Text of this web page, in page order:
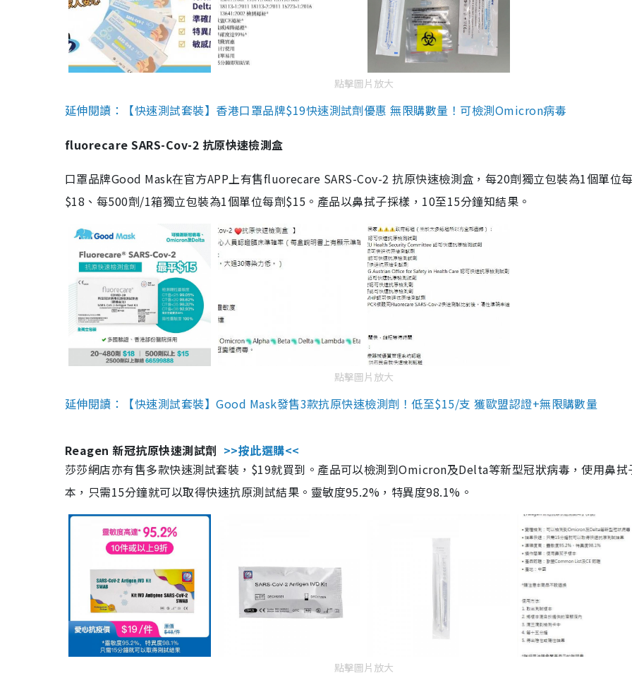
點擊圖片放大
延伸閱讀：【快速測試套裝】香港口罩品牌$19快速測試劑優惠 無限購數量！可檢測Omicron病毒
fluorecare SARS-Cov-2 抗原快速檢測盒
口罩品牌Good Mask在官方APP上有售fluorecare SARS-Cov-2 抗原快速檢測盒，每20劑獨立包裝為1個單位
$18、每500劑/1箱獨立包裝為1個單位每劑$15。產品以鼻拭子採樣，10至15分鐘知結果。
點擊圖片放大
延伸閱讀：【快速測試套裝】Good Mask發售3款抗原快速檢測劑！低至$15/支 獲歐盟認證+無限購數量
Reagen 新冠抗原快速測試劑 >>按此選購<<
莎莎網店亦有售多款快速測試套裝，$19就買到。產品可以檢測到Omicron及Delta等新型冠狀病毒，使用鼻拭
本，只需15分鐘就可以取得快速抗原測試結果。靈敏度95.2%，特異度98.1%。
點擊圖片放大